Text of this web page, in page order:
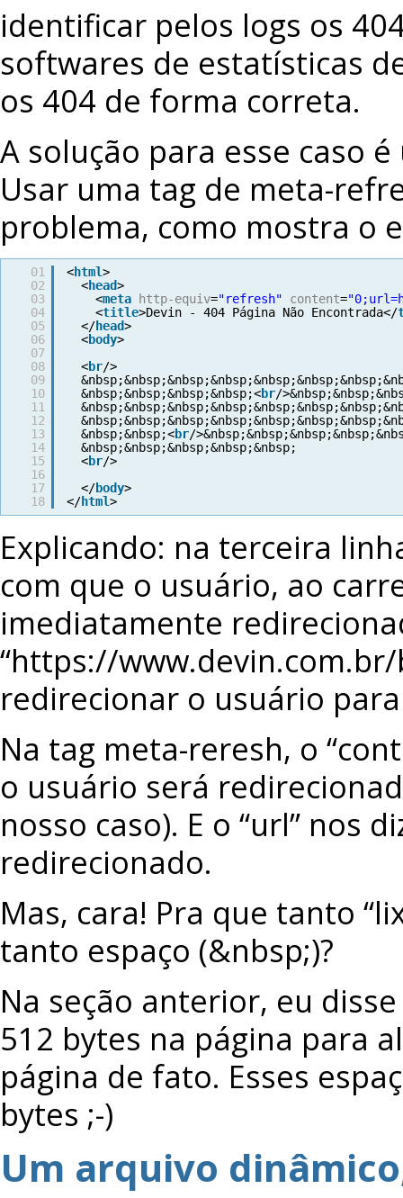
identificar pelos logs os
softwares de estatísticas
os 404 de forma correta.
A solução para esse caso
Usar uma tag de meta-
problema, como mostra o
01
02
03
04
05
06
07
08
09
10
11
12
13
14
15
16
17
18
<html>
<head>
<meta http-equiv="refresh" content=
<title>Devin - 404 Página Não Encontrada</
</head>
<body>
<br/>
&nbsp;&nbsp;&nbsp;&nbsp;<br/
&nbsp;&nbsp;<br/
&nbsp;&nbsp;&nbsp;&nbsp;&nbsp;
<br/>
</body>
</html>
Explicando: na terceira
com que o usuário, ao
imediatamente
“https://
redirecionar o usuário
Na tag meta-reresh, o
o usuário será
nosso caso). E o “url” nos
redirecionado.
Mas, cara! Pra que tanto
tanto espaço (&nbsp;)?
Na seção anterior, eu
512 bytes na página para
página de fato. Esses
bytes ;-)
Um arquivo